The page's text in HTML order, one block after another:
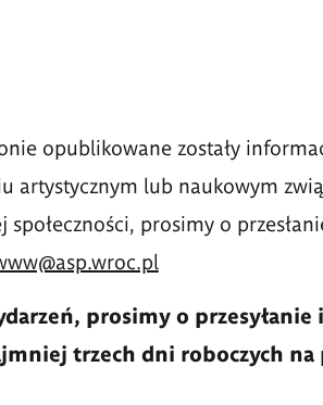
opublikowane zostały
artystycznym lub naukowym
prosimy o
prosimy o
trzech dni roboczych